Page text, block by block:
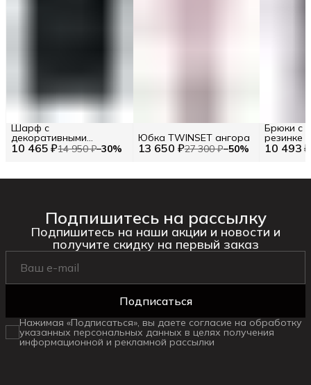
10 465 ₽14 950 ₽−30%
Шарф с
декоративными
элементами TWINSET 13 650 ₽27 300 ₽−50%
Юбка TWINSET ангора
10 493 ₽
Брюки с
резинке
Чёрный
Подпишитесь на рассылку
Подпишитесь на наши акции и новости и
получите скидку на первый заказ
Подписаться
Нажимая «Подписаться», вы даете согласие на обработку
указанных персональных данных в целях получения
информационной и рекламной рассылки